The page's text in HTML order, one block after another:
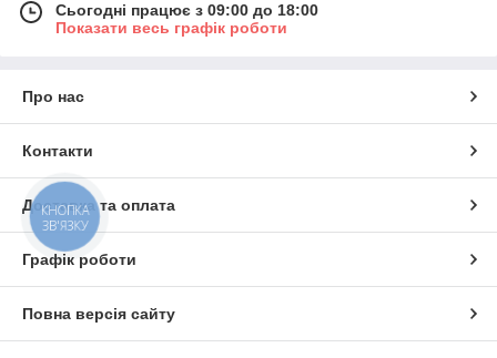
Сьогодні працює з 09:00 до 18:00
Показати весь графік роботи
Про нас
Контакти
Доставка та оплата
Графік роботи
Повна версія сайту
КНОПКА
ЗВ'ЯЗКУ